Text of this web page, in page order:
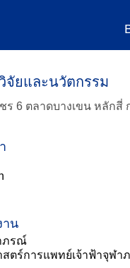
จัยและนวัตกรรม
ร 6 ตลาดบางเขน หลักสี่
าน
ภรณ์
สตร์การแพทย์เจ้าฟ้าจุฬา